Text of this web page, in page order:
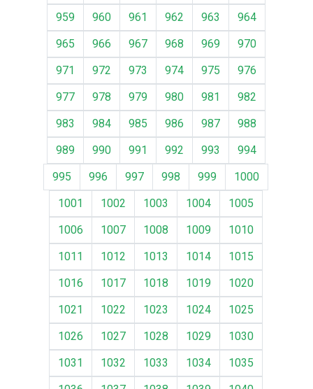
959
960 961 962 963
964
965
966 967 968 969
970
971
972 973 974 975
976
977
978 979 980 981
982
983
984 985 986 987
988
989
990 991 992 993
994
995
996 997 998 999
1000
1001
1002 1003 1004
1005
1006
1007 1008 1009
1010
1011
1012 1013 1014
1015
1016
1017 1018 1019
1020
1021
1022 1023 1024
1025
1026
1027 1028 1029
1030
1031
1032 1033 1034
1035